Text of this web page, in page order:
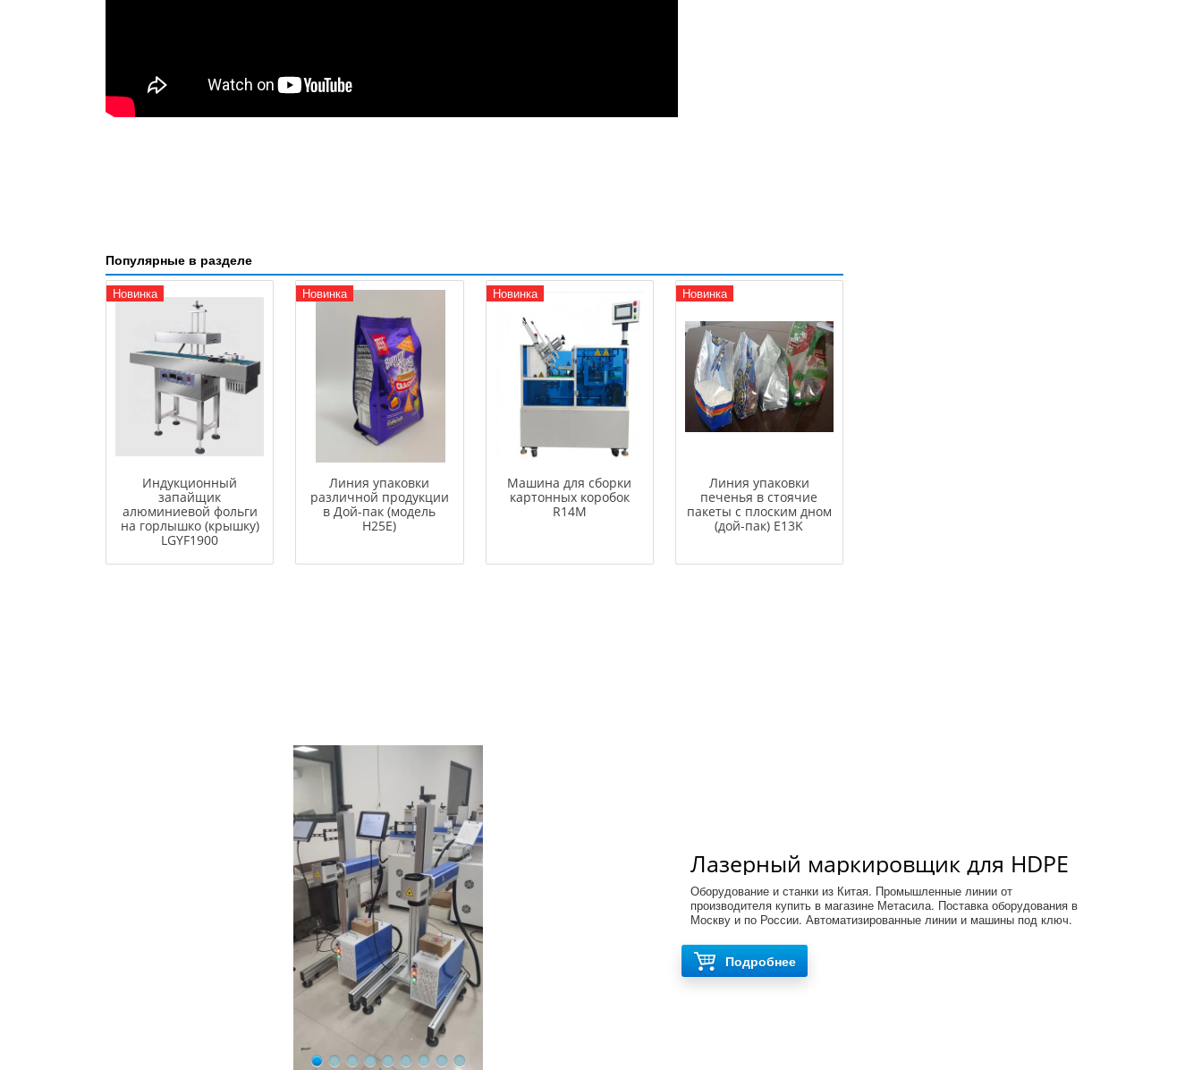
Популярные в разделе
Новинка
Индукционный
запайщик
алюминиевой фольги
на горлышко (крышку)
LGYF1900
Новинка
Линия упаковки
различной продукции
в Дой-пак (модель
H25E)
Новинка
Машина для сборки
картонных коробок
R14M
Новинка
Линия упаковки
печенья в стоячие
пакеты с плоским дном
(дой-пак) E13K
Лазерный маркировщик для HDPE
труб, шлангов, модель KJ10
Оборудование и станки из Китая. Промышленные линии от
производителя купить в магазине Метасила. Поставка оборудования в
Москву и по России. Автоматизированные линии и машины под ключ.
Подробнее